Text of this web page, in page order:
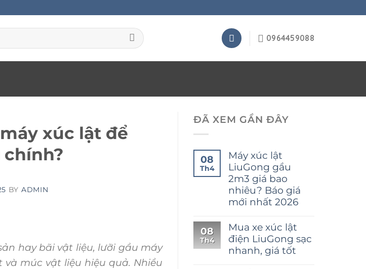
0964459088
xúc lật để
BY ADMIN
hay bãi vật liệu, lưỡi gầu máy
múc vật liệu hiệu quả. Nhiều
ĐÃ XEM GẦN ĐÂY
08
Th4
Máy xúc lật
LiuGong gầu
2m3 giá bao
nhiêu? Báo giá
mới nhất 2026
08
Th4
Mua xe xúc lật
điện LiuGong sạc
nhanh, giá tốt